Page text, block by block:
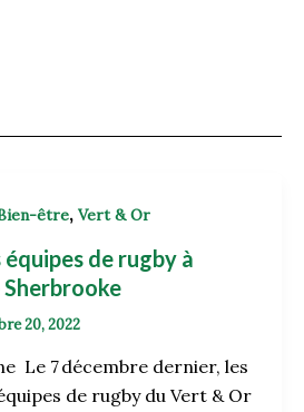
être, Vert & Or
de rugby à
Sherbrooke
20, 2022
Le 7 décembre dernier, les
de rugby du Vert & Or